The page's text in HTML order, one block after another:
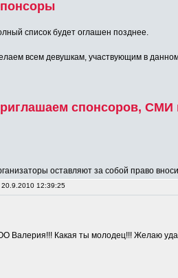
список будет оглашен позднее.
всем девушкам, участвующим в данном
спонсоров, СМИ
оставляют за собой право
20.9.2010 12:39:25
Валерия!!! Какая ты молодец!!! Желаю